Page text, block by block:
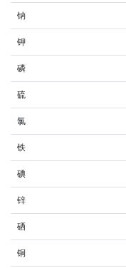
钠
钾
磷
硫
氯
铁
碘
锌
硒
铜